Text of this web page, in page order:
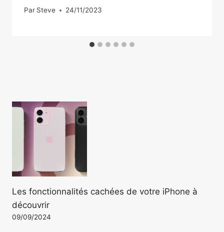
Par Steve 24/11/2023
Les fonctionnalités cachées de votre iPhone à
découvrir
09/09/2024